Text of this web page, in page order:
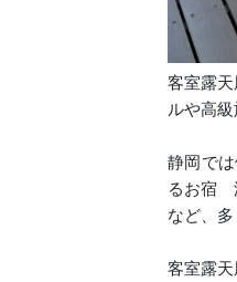
客室露
ルや高
静岡で
るお宿
など、多
客室露